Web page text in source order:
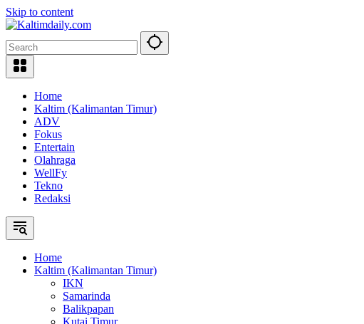
Skip to content
Home
Kaltim (Kalimantan Timur)
ADV
Fokus
Entertain
Olahraga
WellFy
Tekno
Redaksi
Home
Kaltim (Kalimantan Timur)
IKN
Samarinda
Balikpapan
Kutai Timur